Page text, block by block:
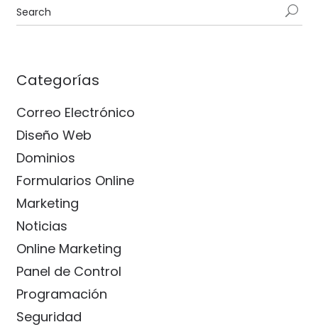
Categorías
Correo Electrónico
Diseño Web
Dominios
Formularios Online
Marketing
Noticias
Online Marketing
Panel de Control
Programación
Seguridad